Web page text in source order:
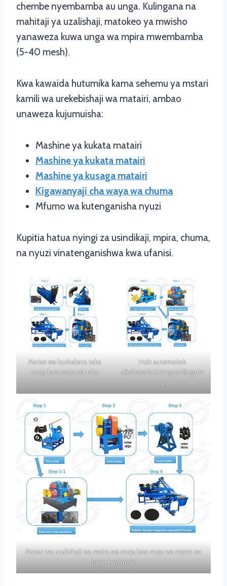
chembe nyembamba au unga. Kulingana na
mahitaji ya uzalishaji, matokeo ya mwisho
yanaweza kuwa unga wa mpira mwembamba
(5-40 mesh).
Kwa kawaida hutumika kama sehemu ya mstari
kamili wa urekebishaji wa matairi, ambao
unaweza kujumuisha:
Mashine ya kukata matairi
Mashine ya kukata matairi
Mashine ya kusaga matairi
Kigawanyaji cha waya wa chuma
Mfumo wa kutenganisha nyuzi
Kupitia hatua nyingi za usindikaji, mpira, chuma,
na nyuzi vinatenganishwa kwa ufanisi.
Mstari wa kuchakata taka
moja kwa moja wa taka
Helt automatisk
däckbearbetningsanläggnin
g
Mstari wa uzalishaji wa mpira wa moja kwa moja wa mpira wa
moja kwa moja